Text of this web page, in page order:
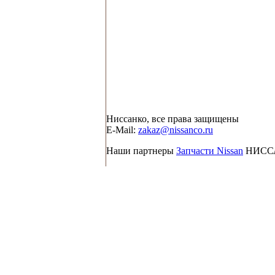
Ниссанко, все права защищены
E-Mail: zakaz@nissanco.ru
Наши партнеры Запчасти Nissan